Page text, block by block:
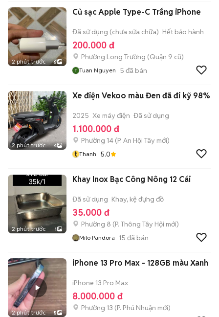
2 phút trước 6
Củ sạc Apple Type-C Trắng iPhone
Đã sử dụng (chưa sửa chữa) Hết bảo hành
200.000 đ
Phường Long Trường (Quận 9 cũ)
Tuan Nguyen 5 đã bán
2 phút trước 4
Xe điện Vekoo màu Đen đã đi kỹ 98%
2025 Xe máy điện Đã sử dụng
1.100.000 đ
Phường 14 (P. An Hội Tây mới)
t Thanh 5.0
2 phút trước 1
Khay Inox Bạc Công Nông 12 Cái
Đã sử dụng Khay, kệ đựng đồ
35.000 đ
Phường 8 (P. Thông Tây Hội mới)
Milo Pandora 15 đã bán
2 phút trước 5
iPhone 13 Pro Max - 128GB màu Xanh
iPhone 13 Pro Max
8.000.000 đ
Phường 13 (P. Phú Nhuận mới)